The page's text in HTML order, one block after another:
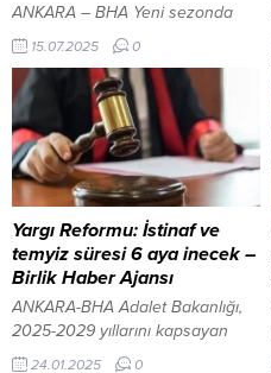
ANKARA – BHA Yeni sezonda
Jhon Duran, Archie Brown ve
Tarık Çetin gibi önemli takviyeler
yapan Fenerbahçe, Milan
Skriniar ve Marco Asensio
transferlerinde de sona
yaklaşmış durumda. Şimdi ise
listeye bir dünya yıldızı daha
eklenmek üzere. Leon Bailey
Fenerbahçe’nin radarında Neom
SC’nin de transfer listesinde yer
alan Jamaikalı kanat oyuncusu...
15.07.2025 0
Yargı Reformu: İstinaf ve
temyiz süresi 6 aya inecek –
Birlik Haber Ajansı
ANKARA-BHA Adalet Bakanlığı,
2025-2029 yıllarını kapsayan
Yargı Reformu Strateji Belgesi’ni
24.01.2025 0